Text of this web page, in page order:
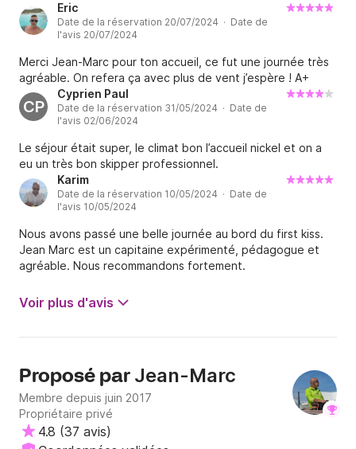
Lac ;-)) ! Jacques, Mélanie et Louis
Eric
Date de la réservation 20/07/2024 · Date de
l'avis 20/07/2024
Merci Jean-Marc pour ton accueil, ce fut une journée très
agréable. On refera ça avec plus de vent j’espère ! A+
CP
Cyprien Paul
Date de la réservation 31/05/2024 · Date de
l'avis 02/06/2024
Le séjour était super, le climat bon l’accueil nickel et on a
eu un très bon skipper professionnel.
Karim
Date de la réservation 10/05/2024 · Date de
l'avis 10/05/2024
Nous avons passé une belle journée au bord du first kiss.
Jean Marc est un capitaine expérimenté, pédagogue et
agréable. Nous recommandons fortement.
Voir plus d'avis
Proposé par Jean-Marc
Membre depuis juin 2017
Propriétaire privé
4.8 (37 avis)